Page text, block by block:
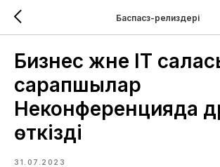
Баспасөз-релиздері
Бизнес және IT
сарапшылар
Неконференцияда
өткізді
31.07.2023